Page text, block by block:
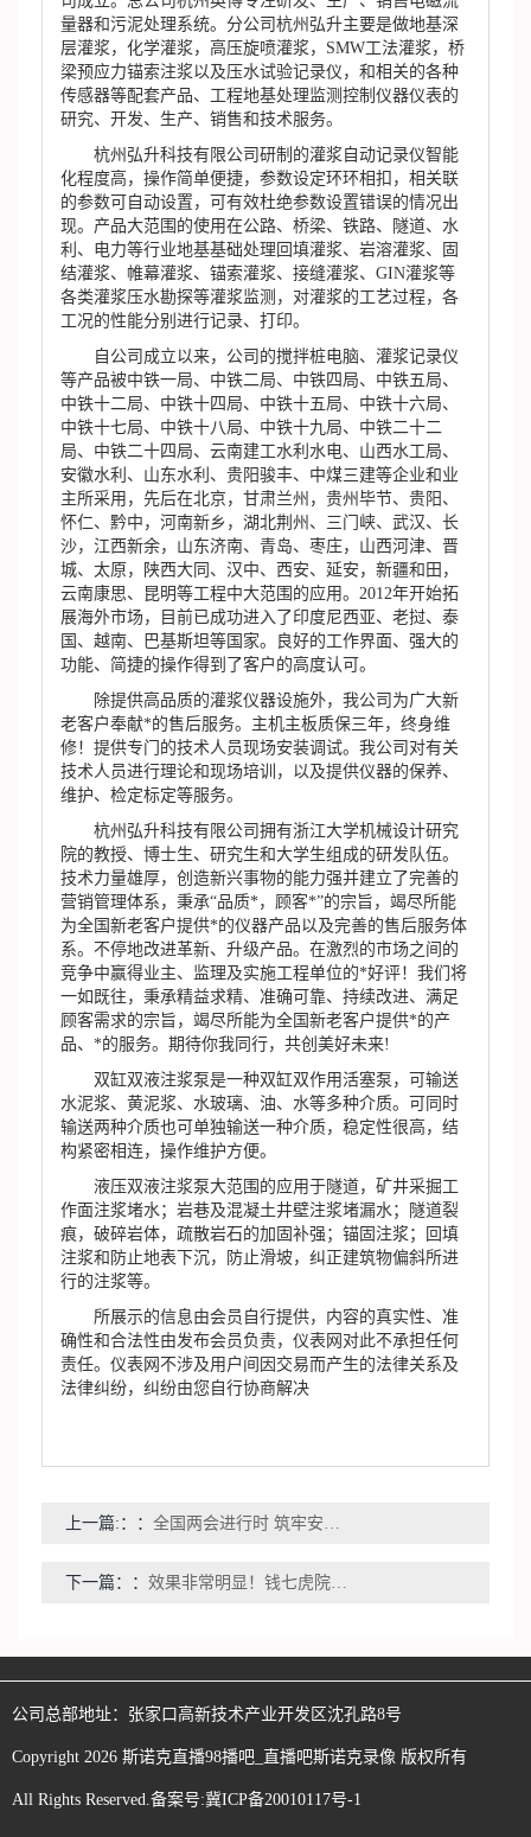
量器和污泥处理系统。分公司杭州弘升主要是做地基深
层灌浆，化学灌浆，高压旋喷灌浆，SMW工法灌浆，桥
梁预应力锚索注浆以及压水试验记录仪，和相关的各种
传感器等配套产品、工程地基处理监测控制仪器仪表的
研究、开发、生产、销售和技术服务。
杭州弘升科技有限公司研制的灌浆自动记录仪智能
化程度高，操作简单便捷，参数设定环环相扣，相关联
的参数可自动设置，可有效杜绝参数设置错误的情况出
现。产品大范围的使用在公路、桥梁、铁路、隧道、水
利、电力等行业地基基础处理回填灌浆、岩溶灌浆、固
结灌浆、帷幕灌浆、锚索灌浆、接缝灌浆、GIN灌浆等
各类灌浆压水勘探等灌浆监测，对灌浆的工艺过程，各
工况的性能分别进行记录、打印。
自公司成立以来，公司的搅拌桩电脑、灌浆记录仪
等产品被中铁一局、中铁二局、中铁四局、中铁五局、
中铁十二局、中铁十四局、中铁十五局、中铁十六局、
中铁十七局、中铁十八局、中铁十九局、中铁二十二
局、中铁二十四局、云南建工水利水电、山西水工局、
安徽水利、山东水利、贵阳骏丰、中煤三建等企业和业
主所采用，先后在北京，甘肃兰州，贵州毕节、贵阳、
怀仁、黔中，河南新乡，湖北荆州、三门峡、武汉、长
沙，江西新余，山东济南、青岛、枣庄，山西河津、晋
城、太原，陕西大同、汉中、西安、延安，新疆和田，
云南康思、昆明等工程中大范围的应用。2012年开始拓
展海外市场，目前已成功进入了印度尼西亚、老挝、泰
国、越南、巴基斯坦等国家。良好的工作界面、强大的
功能、简捷的操作得到了客户的高度认可。
除提供高品质的灌浆仪器设施外，我公司为广大新
老客户奉献*的售后服务。主机主板质保三年，终身维
修！提供专门的技术人员现场安装调试。我公司对有关
技术人员进行理论和现场培训，以及提供仪器的保养、
维护、检定标定等服务。
杭州弘升科技有限公司拥有浙江大学机械设计研究
院的教授、博士生、研究生和大学生组成的研发队伍。
技术力量雄厚，创造新兴事物的能力强并建立了完善的
营销管理体系，秉承“品质*，顾客*”的宗旨，竭尽所能
为全国新老客户提供*的仪器产品以及完善的售后服务体
系。不停地改进革新、升级产品。在激烈的市场之间的
竞争中赢得业主、监理及实施工程单位的*好评！我们将
一如既往，秉承精益求精、准确可靠、持续改进、满足
顾客需求的宗旨，竭尽所能为全国新老客户提供*的产
品、*的服务。期待你我同行，共创美好未来!
双缸双液注浆泵是一种双缸双作用活塞泵，可输送
水泥浆、黄泥浆、水玻璃、油、水等多种介质。可同时
输送两种介质也可单独输送一种介质，稳定性很高，结
构紧密相连，操作维护方便。
液压双液注浆泵大范围的应用于隧道，矿井采掘工
作面注浆堵水；岩巷及混凝土井壁注浆堵漏水；隧道裂
痕，破碎岩体，疏散岩石的加固补强；锚固注浆；回填
注浆和防止地表下沉，防止滑坡，纠正建筑物偏斜所进
行的注浆等。
所展示的信息由会员自行提供，内容的真实性、准
确性和合法性由发布会员负责，仪表网对此不承担任何
责任。仪表网不涉及用户间因交易而产生的法律关系及
法律纠纷，纠纷由您自行协商解决
上一篇:： 全国两会进行时 筑牢安全“防火墙”
下一篇： 效果非常明显！钱七虎院士点赞这一关键技术！
公司总部地址： 张家口高新技术产业开发区沈孔路8号
Copyright 2026 斯诺克直播98播吧_直播吧斯诺克录像 版权所有
All Rights Reserved.备案号:冀ICP备20010117号-1